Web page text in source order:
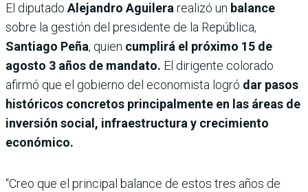
El diputado Alejandro Aguilerarealizó un balance
sobre la gestión del presidente de la República,
Santiago Peña, quien cumplirá el próximo 15 de
agosto 3 años de mandato. El dirigente colorado
afirmó que el gobierno del economista logró dar pasos
históricos concretos principalmente en las áreas de
inversión social, infraestructura y crecimiento
económico.
“Creo que el principal balance de estos tres años de